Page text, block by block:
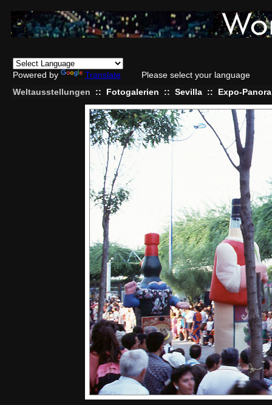
Powered by Translate
Please select your language
Weltausstellungen
:: Fotogalerien :: Sevilla :: Expo-